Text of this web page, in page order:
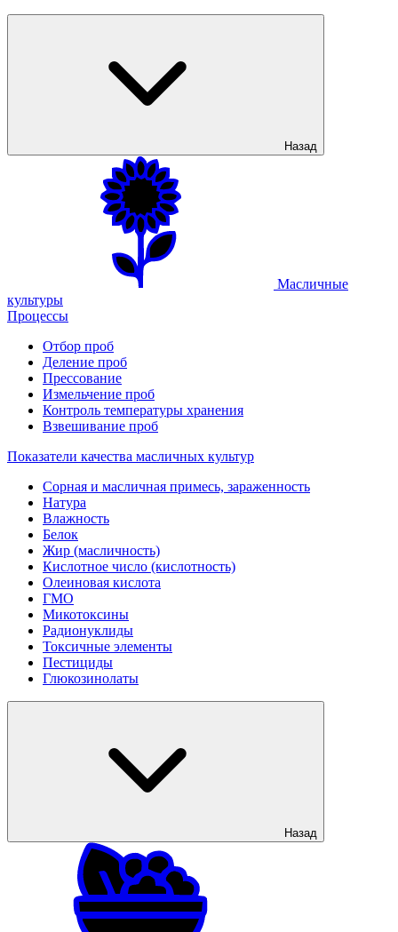
Назад
Масличные
культуры
Процессы
Отбор проб
Деление проб
Прессование
Измельчение проб
Контроль температуры хранения
Взвешивание проб
Показатели качества масличных культур
Сорная и масличная примесь, зараженность
Натура
Влажность
Белок
Жир (масличность)
Кислотное число (кислотность)
Олеиновая кислота
ГМО
Микотоксины
Радионуклиды
Токсичные элементы
Пестициды
Глюкозинолаты
Назад